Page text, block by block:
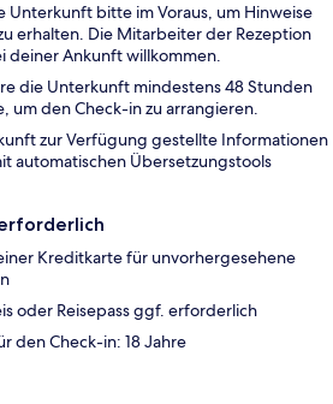
Unterkunft bitte im Voraus, um Hinweise
erhalten. Die Mitarbeiter der Rezeption
deiner Ankunft willkommen.
die Unterkunft mindestens 48 Stunden
um den Check-in zu arrangieren.
zur Verfügung gestellte Informationen
automatischen Übersetzungstools
Kreditkarte für unvorhergesehene
oder Reisepass ggf. erforderlich
den Check-in: 18 Jahre